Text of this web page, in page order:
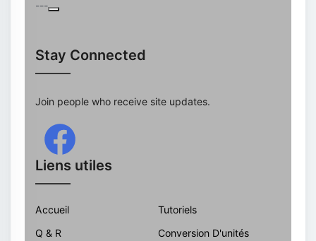
---
Stay Connected
Join people who receive site updates.
Liens utiles
Accueil
Tutoriels
Q & R
Conversion D'unités